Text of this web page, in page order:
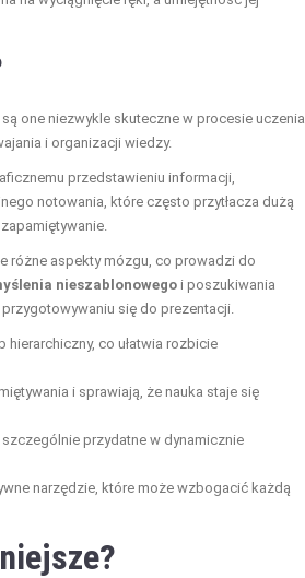
one niezwykle skuteczne w procesie uczenia
i organizacji wiedzy.
przedstawieniu informacji,
notowania, które często przytłacza dużą
zapamiętywanie.
różne aspekty mózgu, co prowadzi do
nieszablonowegoi poszukiwania
się do prezentacji.
co ułatwia rozbicie
i sprawiają, że nauka staje się
przydatne w dynamicznie
narzędzie, które może wzbogacić każdą